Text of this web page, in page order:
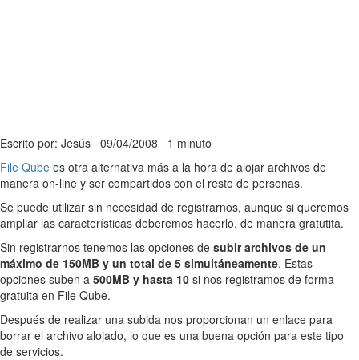
Escrito por: Jesús 09/04/2008 1 minuto
File Qube es otra alternativa más a la hora de alojar archivos de
manera on-line y ser compartidos con el resto de personas.
Se puede utilizar sin necesidad de registrarnos, aunque si queremos
ampliar las características deberemos hacerlo, de manera gratutita.
Sin registrarnos tenemos las opciones de subir archivos de un
máximo de 150MB y un total de 5 simultáneamente. Estas
opciones suben a 500MB y hasta 10 si nos registramos de forma
gratuita en File Qube.
Después de realizar una subida nos proporcionan un enlace para
borrar el archivo alojado, lo que es una buena opción para este tipo
de servicios.